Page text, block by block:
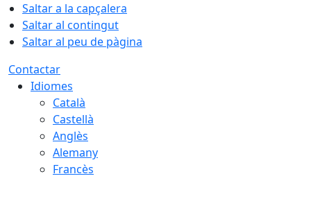
Saltar a la capçalera
Saltar al contingut
Saltar al peu de pàgina
Contactar
Idiomes
Català
Castellà
Anglès
Alemany
Francès